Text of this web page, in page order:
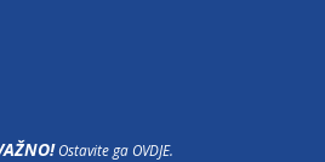
Ostavite ga OVDJE.